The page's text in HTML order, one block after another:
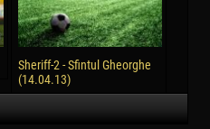
Sheriff-2 - Sfintul Gheorghe
(14.04.13)